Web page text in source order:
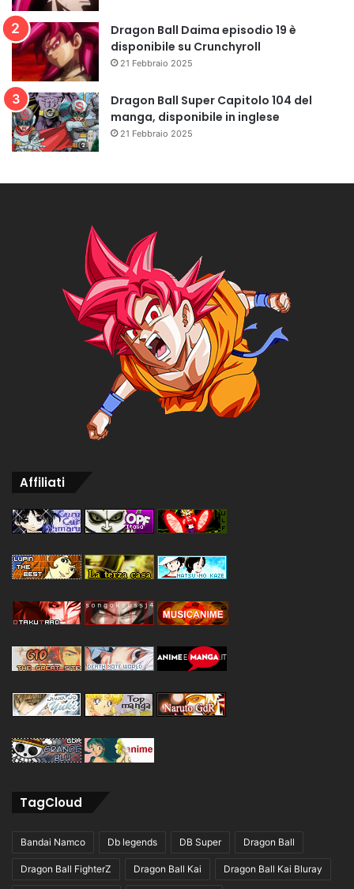
Dragon Ball Daima episodio 19 è
disponibile su Crunchyroll
21 Febbraio 2025
Dragon Ball Super Capitolo 104 del
manga, disponibile in inglese
21 Febbraio 2025
Affiliati
TagCloud
Bandai Namco Db legends DB Super Dragon Ball
Dragon Ball FighterZ Dragon Ball Kai Dragon Ball Kai Bluray